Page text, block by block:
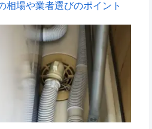
相場や業者選びのポイント